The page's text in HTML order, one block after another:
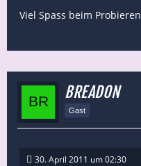
Viel Spass beim Probieren
BREADON
Gast
30. April 2011 um 02:30